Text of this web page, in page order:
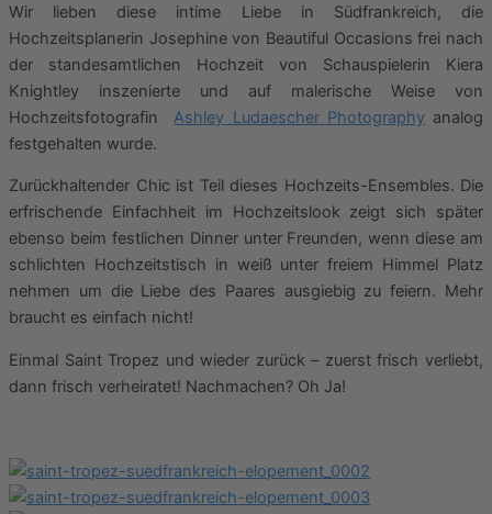
Wir lieben diese intime Liebe in Südfrankreich, die
Hochzeitsplanerin Josephine von Beautiful Occasions frei nach
der standesamtlichen Hochzeit von Schauspielerin Kiera
Knightley inszenierte und auf malerische Weise von
HochzeitsfotografinAshley Ludaescher Photographyanalog
festgehalten wurde.
Zurückhaltender Chic ist Teil dieses Hochzeits-Ensembles. Die
erfrischende Einfachheit im Hochzeitslook zeigt sich später
ebenso beim festlichen Dinner unter Freunden, wenn diese am
schlichten Hochzeitstisch in weiß unter freiem Himmel Platz
nehmen um die Liebe des Paares ausgiebig zu feiern. Mehr
braucht es einfach nicht!
Einmal Saint Tropez und wieder zurück – zuerst frisch verliebt,
dann frisch verheiratet! Nachmachen? Oh Ja!